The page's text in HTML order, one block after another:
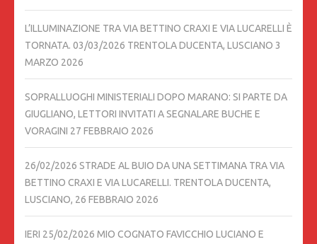
L’ILLUMINAZIONE TRA VIA BETTINO CRAXI E VIA LUCARELLI È
TORNATA. 03/03/2026 TRENTOLA DUCENTA, LUSCIANO 3
MARZO 2026
SOPRALLUOGHI MINISTERIALI DOPO MARANO: SI PARTE DA
GIUGLIANO, LETTORI INVITATI A SEGNALARE BUCHE E
VORAGINI 27 FEBBRAIO 2026
26/02/2026 STRADE AL BUIO DA UNA SETTIMANA TRA VIA
BETTINO CRAXI E VIA LUCARELLI. TRENTOLA DUCENTA,
LUSCIANO, 26 FEBBRAIO 2026
IERI 25/02/2026 MIO COGNATO FAVICCHIO LUCIANO E